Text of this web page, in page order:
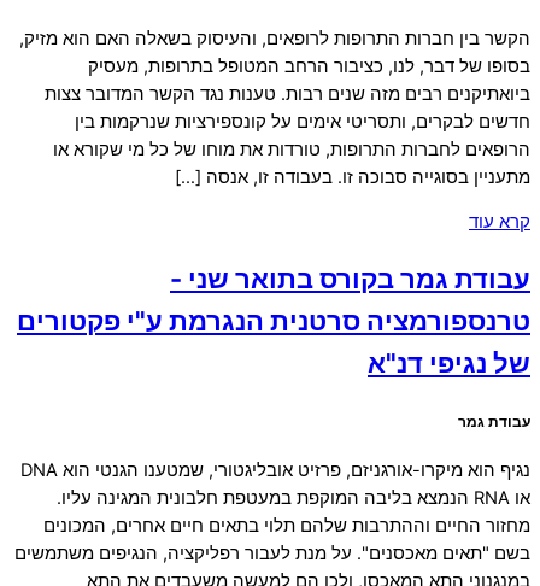
הקשר בין חברות התרופות לרופאים, והעיסוק בשאלה האם הוא מזיק,
בסופו של דבר, לנו, כציבור הרחב המטופל בתרופות, מעסיק
ביואתיקנים רבים מזה שנים רבות. טענות נגד הקשר המדובר צצות
חדשים לבקרים, ותסריטי אימים על קונספירציות שנרקמות בין
הרופאים לחברות התרופות, טורדות את מוחו של כל מי שקורא או
מתעניין בסוגייה סבוכה זו. בעבודה זו, אנסה […]
קרא עוד
עבודת גמר בקורס בתואר שני -
טרנספורמציה סרטנית הנגרמת ע"י פקטורים
של נגיפי דנ"א
עבודת גמר
נגיף הוא מיקרו-אורגניזם, פרזיט אובליגטורי, שמטענו הגנטי הוא DNA
או RNA הנמצא בליבה המוקפת במעטפת חלבונית המגינה עליו.
מחזור החיים וההתרבות שלהם תלוי בתאים חיים אחרים, המכונים
בשם "תאים מאכסנים". על מנת לעבור רפליקציה, הנגיפים משתמשים
במנגנוני התא המאכסן, ולכן הם למעשה משעבדים את התא